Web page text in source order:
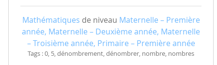
Mathématiques de niveau Maternelle – Première
année, Maternelle – Deuxième année, Maternelle
– Troisième année, Primaire – Première année
Tags : 0, 5, dénombrement, dénombrer, nombre, nombres